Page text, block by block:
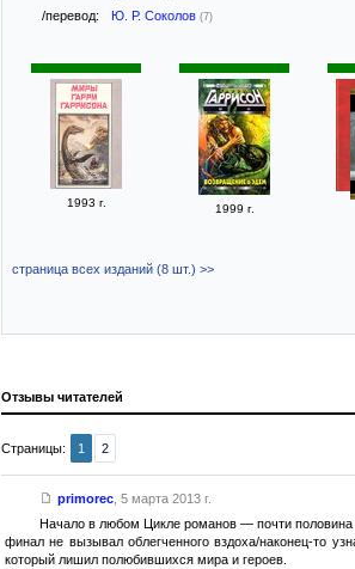
/перевод: Ю. Р. Соколов (7)
1993 г. 1999 г.
страница всех изданий (8 шт.) >>
Отзывы читателей
Страницы: 1 2
primorec, 5 марта 2013 г.
Начало в любом Цикле романов — почти половина
финал не вызывал облегченного вздоха/наконец-то
который лишил полюбившихся мира и героев.